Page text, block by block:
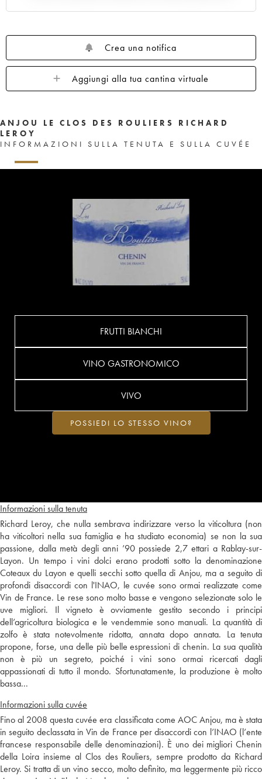
Crea una notifica
Aggiungi alla tua cantina virtuale
ANJOU LE CLOS DES ROULIERS RICHARD
LEROY
INFORMAZIONI SULLA TENUTA E SULLA CUVÉE
Informazioni sulla tenuta
Richard Leroy, che nulla sembrava indirizzare verso la viticoltura (non
ha viticoltori nella sua famiglia e ha studiato economia) se non la sua
passione, dalla metà degli anni ’90 possiede 2,7 ettari a Rablay-sur-
Layon. Un tempo i vini dolci erano prodotti sotto la denominazione
Coteaux du Layon e quelli secchi sotto quella di Anjou, ma a seguito di
profondi disaccordi con l'INAO, le cuvée sono ormai realizzate come
Vin de France. Le rese sono molto basse e vengono selezionate solo le
uve migliori. Il vigneto è ovviamente gestito secondo i principi
dell’agricoltura biologica e le vendemmie sono manuali. La quantità di
zolfo è stata notevolmente ridotta, annata dopo annata. La tenuta
propone, forse, una delle più belle espressioni di chenin. La sua qualità
non è più un segreto, poiché i vini sono ormai ricercati dagli
appassionati di tutto il mondo. Sfortunatamente, la produzione è molto
bassa...
Informazioni sulla cuvée
Fino al 2008 questa cuvée era classificata come AOC Anjou, ma è stata
in seguito declassata in Vin de France per disaccordi con l’INAO (l’ente
francese responsabile delle denominazioni). È uno dei migliori Chenin
della Loira insieme al Clos des Rouliers, sempre prodotto da Richard
Leroy. Si tratta di un vino secco, molto definito, ma leggermente più ricco
FRUTTI BIANCHI
VINO GASTRONOMICO
VIVO
POSSIEDI LO STESSO VINO?